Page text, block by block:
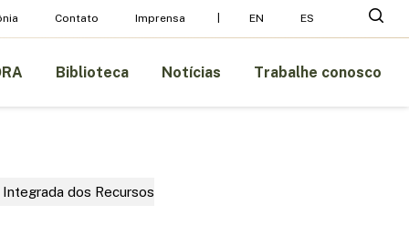
Contato Imprensa EN ES
Biblioteca Notícias Trabalhe conosco
dos Recursos
Menu